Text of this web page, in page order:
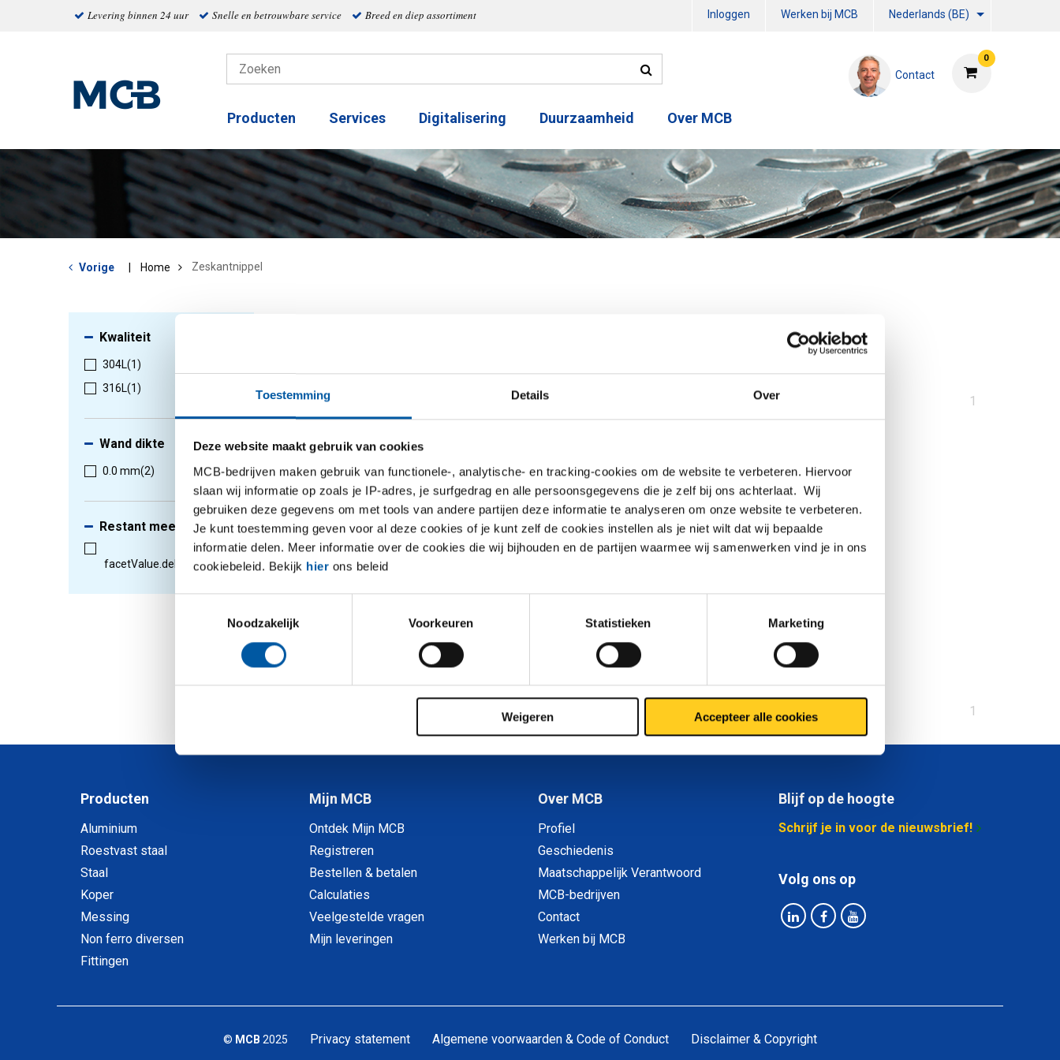
Toestemming Details Over
Deze website maakt gebruik van cookies
MCB-bedrijven maken gebruik van functionele-, analytische- en tracking-cookies om de website te verbeteren. Hiervoor
slaan wij informatie op zoals je IP-adres, je surfgedrag en alle persoonsgegevens die je zelf bij ons achterlaat. Wij
gebruiken deze gegevens om met tools van andere partijen deze informatie te analyseren om onze website te verbeteren.
Je kunt toestemming geven voor al deze cookies of je kunt zelf de cookies instellen als je niet wilt dat wij bepaalde
informatie delen. Meer informatie over de cookies die wij bijhouden en de partijen waarmee wij samenwerken vind je in ons
cookiebeleid. Bekijk hier ons beleid
Noodzakelijk
Voorkeuren Statistieken Marketing
Weigeren Accepteer alle cookies
Levering binnen 24 uur Snelle en betrouwbare service Breed en diep assortiment Inloggen Werken bij MCB Nederlands (BE)
0
Contact
Producten Services Digitalisering Duurzaamheid Over MCB
Vorige Home Zeskantnippel
Kwaliteit
304L(1)
316L(1)
Wand dikte
0.0 mm(2)
Restant meeleveren
facetValue.deliveryfulllength.false(2)
1-2van
U1
RVS 304L dubbele
RVS 316L dubbele
U1
Producten
Aluminium
Roestvast staal
Staal
Koper
Messing
Non ferro diversen
Fittingen
Mijn MCB
Ontdek Mijn MCB
Registreren
Bestellen & betalen
Calculaties
Veelgestelde vragen
Mijn leveringen
Over MCB
Profiel
Geschiedenis
Maatschappelijk Verantwoord
MCB-bedrijven
Contact
Werken bij MCB
Blijf op de hoogte
Schrijf je in voor de nieuwsbrief!
Volg ons op
© MCB 2025 Privacy statement Algemene voorwaarden & Code of Conduct Disclaimer & Copyright